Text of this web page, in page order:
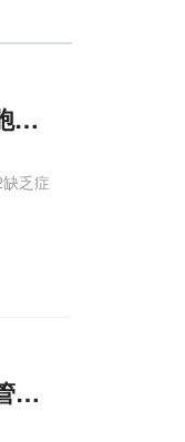
的代谢专线
乏症
解决方案